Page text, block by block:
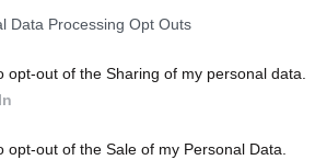
Data Processing Opt Outs
opt-out of the Sharing of my personal data.
opt-out of the Sale of my Personal Data.